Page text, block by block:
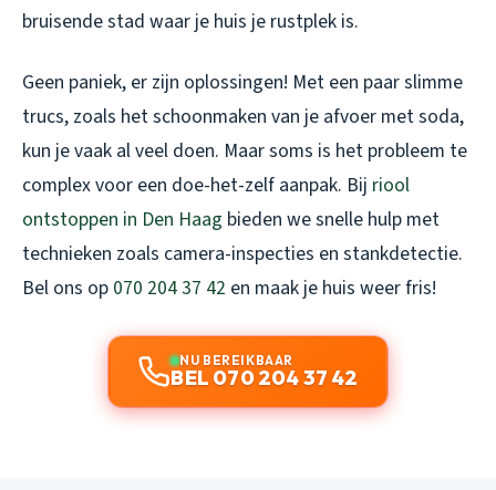
bruisende stad waar je huis je rustplek is.
Geen paniek, er zijn oplossingen! Met een paar slimme
trucs, zoals het schoonmaken van je afvoer met soda,
kun je vaak al veel doen. Maar soms is het probleem te
complex voor een doe-het-zelf aanpak. Bij riool
ontstoppen in Den Haag bieden we snelle hulp met
technieken zoals camera-inspecties en stankdetectie.
Bel ons op 070 204 37 42 en maak je huis weer fris!
NU BEREIKBAAR
BEL 070 204 37 42